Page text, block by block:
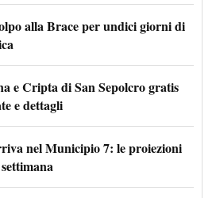
alla Brace per undici giorni di
e Cripta di San Sepolcro gratis
e dettagli
nel Municipio 7: le proiezioni